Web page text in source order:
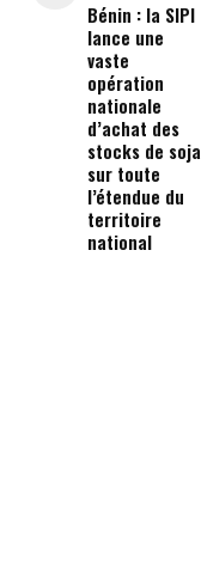
Bénin : la SIPI
lance une
vaste
opération
nationale
d’achat des
stocks de soja
sur toute
l’étendue du
territoire
national